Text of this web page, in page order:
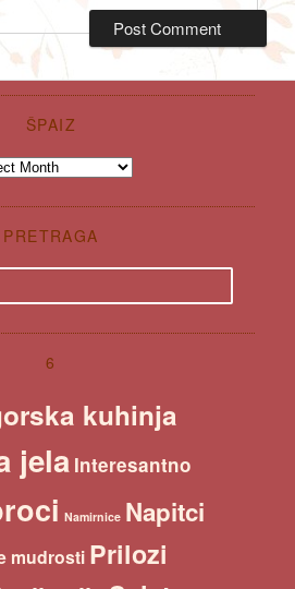
ŠPAIZ
PRETRAGA
6
kuhinja
jela Interesantno
Namirnice Napitci
mudrosti Prilozi